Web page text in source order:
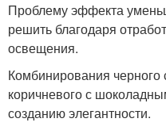
Проблему эффекта
решить благодаря
освещения.
Комбинирования
коричневого с
созданию элегантности.